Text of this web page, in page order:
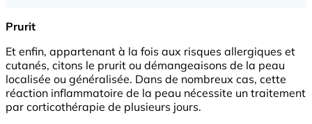
Prurit
Et enfin, appartenant à la fois aux risques allergiques et
cutanés, citons le prurit ou démangeaisons de la peau
localisée ou généralisée. Dans de nombreux cas, cette
réaction inflammatoire de la peau nécessite un traitement
par corticothérapie de plusieurs jours.